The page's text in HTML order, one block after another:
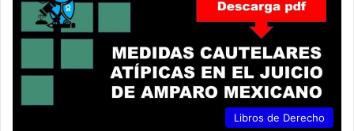
Libros de Derecho